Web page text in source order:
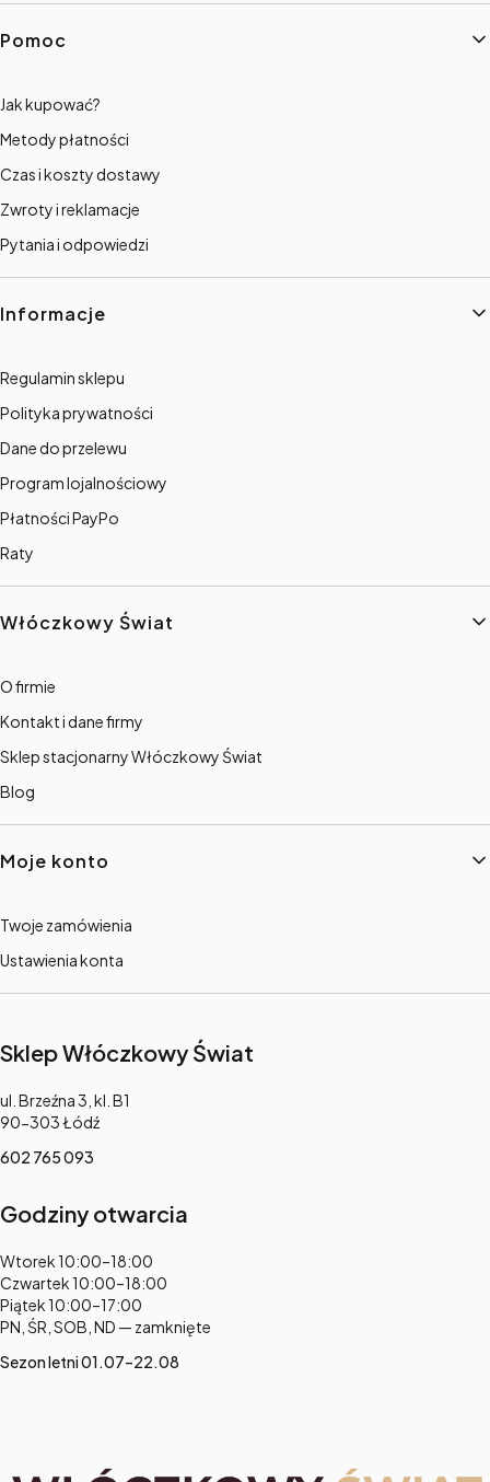
Linki w stopce
Pomoc
Jak kupować?
Metody płatności
Czas i koszty dostawy
Zwroty i reklamacje
Pytania i odpowiedzi
Informacje
Regulamin sklepu
Polityka prywatności
Dane do przelewu
Program lojalnościowy
Płatności PayPo
Raty
Włóczkowy Świat
O firmie
Kontakt i dane firmy
Sklep stacjonarny Włóczkowy Świat
Blog
Moje konto
Twoje zamówienia
Ustawienia konta
Sklep Włóczkowy Świat
Adres:
ul. Brzeźna 3, kl. B1
90-303 Łódź
602 765 093
Godziny otwarcia
Adres:
Wtorek 10:00–18:00
Czwartek 10:00–18:00
Piątek 10:00–17:00
PN, ŚR, SOB, ND — zamknięte
Sezon letni 01.07–22.08